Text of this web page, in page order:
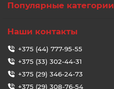
Популярные категории
Наши контакты
+375 (44) 777-95-55
+375 (33) 302-44-31
+375 (29) 346-24-73
+375 (29) 308-76-54